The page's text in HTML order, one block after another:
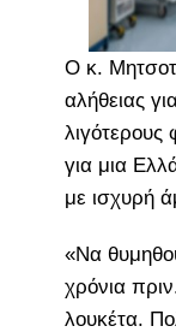
Ο κ.
αλήθειας
λιγότερους
για μια
με ισχυρή
«Να
χρόνια
λουκέτα.